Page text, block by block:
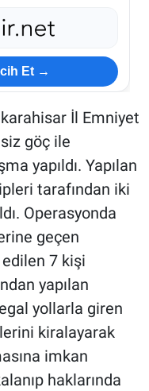
Et →
İl Emniyet
göç ile
yapıldı. Yapılan
tarafından iki
Operasyonda
geçen
edilen 7 kişi
yapılan
yollarla giren
kiralayarak
imkan
haklarında